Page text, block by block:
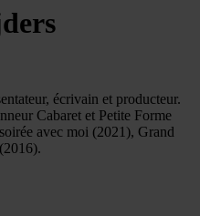
écrivain et producteur.
Cabaret et Petite Forme
avec moi (2021), Grand